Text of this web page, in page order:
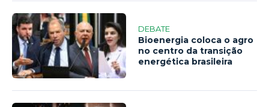
DEBATE
Bioenergia coloca o agro
no centro da transição
energética brasileira